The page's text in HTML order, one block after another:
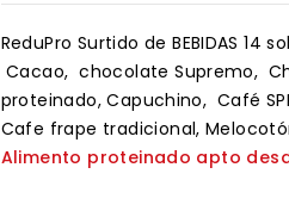
ReduPro Surtido de BEBIDAS 14
Cacao, chocolate Supremo,
proteinado, Capuchino, Café
Cafe frape tradicional,
Alimento proteinado apto